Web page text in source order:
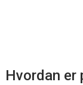
Hvordan er